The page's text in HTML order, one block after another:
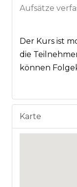
Aufsätze
Der Kurs ist
die
können
Karte